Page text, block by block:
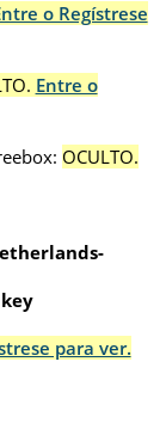
o Regístrese
Entre o
OCULTO.
para ver.